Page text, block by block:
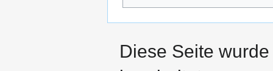
Diese Seite